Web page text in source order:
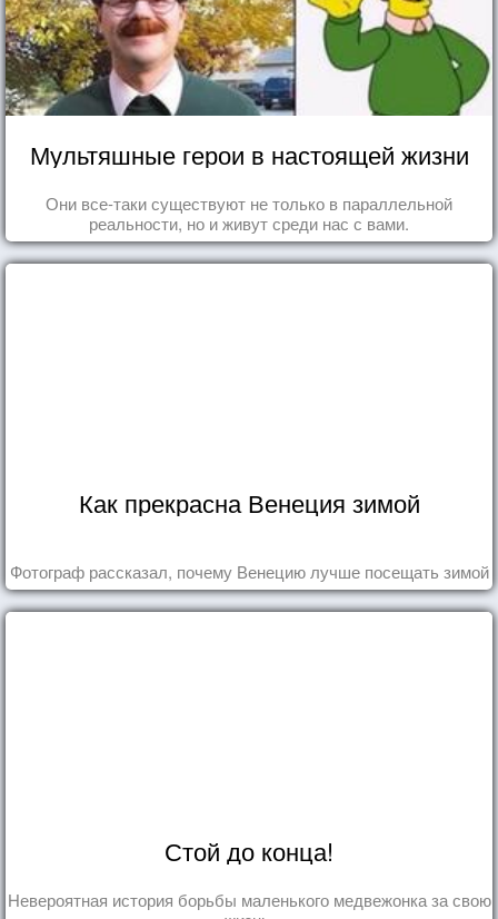
Мультяшные герои в настоящей жизни
Они все-таки существуют не только в параллельной
реальности, но и живут среди нас с вами.
Как прекрасна Венеция зимой
Фотограф рассказал, почему Венецию лучше посещать зимой
Стой до конца!
Невероятная история борьбы маленького медвежонка за свою